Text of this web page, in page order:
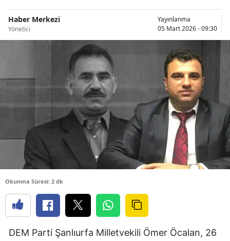
Haber Merkezi
Yönetici
Yayınlanma
05 Mart 2026 - 09:30
Okunma Süresi: 2 dk
DEM Parti Şanlıurfa Milletvekili Ömer Öcalan, 26